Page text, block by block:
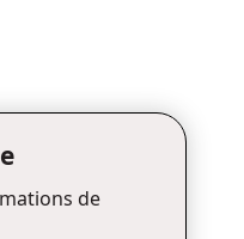
de